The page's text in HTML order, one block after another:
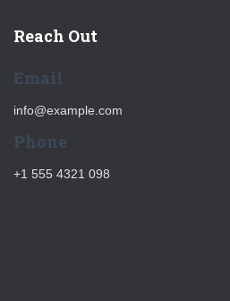
Reach Out
Email
info@example.com
Phone
+1 555 4321 098